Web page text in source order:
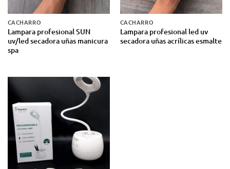
CACHARRO
Lampara profesional SUN
uv/led secadora uñas manicura
spa
CACHARRO
Lampara profesional led uv
secadora uñas acrílicas esmalte